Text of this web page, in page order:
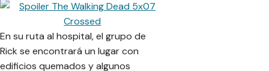
En su ruta al hospital, el grupo de
Rick se encontrará un lugar con
edificios quemados y algunos